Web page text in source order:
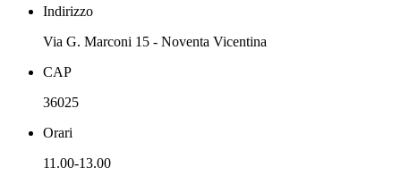
Indirizzo
Via G. Marconi 15 - Noventa Vicentina
CAP
36025
Orari
11.00-13.00